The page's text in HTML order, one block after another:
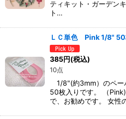
ティキット・ガーデン
ト…
ＬＣ単色 Pink 1/8" 50
385円(税込)
10点
1/8"(約3mm）のペー
50枚入りです。 （
で、お勧めです。 女性